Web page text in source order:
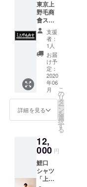
う人々がボ
ランティア
で活動する
ことの継続
性です。も
し人件費換
算したらい
くらかかる
のだろうか
と思った時
を掃除する
という1日だ
けで4.5万円
(15名×3時間
×1,000円）
トにお
いて
は、支
援金の
一部が
上野毛
神輿会
へ奉納
代行さ
れま
す。 ※
他リ
ターン
の支援
ツ作成
におけ
ロット
数を下
回った
東京上
野毛商
會ス
テッ
カー
（黒）
サイ
ズ：
30m×7
0mm 本
製品は
売り上
げの最
大70%
を奉納
す。 本
プロ
ジェク
トにお
いて
は、支
支援
者：
1人
お届
け予
定：
2020
年06
月
詳細を見る
こ
の
リ
タ
ー
ン
を
選
択
す
る
12,
000 円
鯉口
シャツ
「上野